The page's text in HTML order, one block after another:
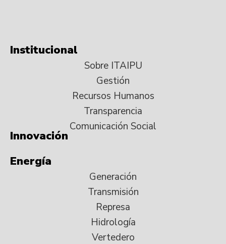
Institucional
Sobre ITAIPU
Gestión
Recursos Humanos
Transparencia
Comunicación Social
Innovación
Energía
Generación
Transmisión
Represa
Hidrología
Vertedero